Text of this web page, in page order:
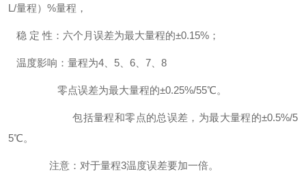
L/量程）%量程，
稳 定 性：六个月误差为最大量程的±0.15%；
温度影响：量程为4、5、6、7、8
零点误差为最大量程的±0.25%/55℃。
包括量程和零点的总误差，为最大量程的±0.5%/5
5℃。
注意：对于量程3温度误差要加一倍。